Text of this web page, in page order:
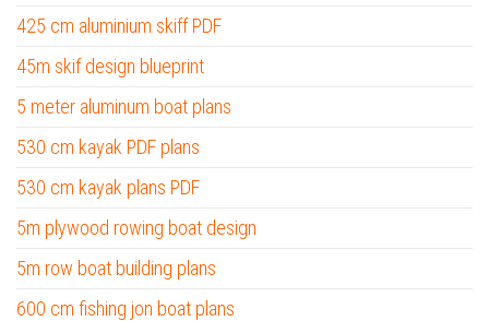
425 cm aluminium skiff PDF
45m skif design blueprint
5 meter aluminum boat plans
530 cm kayak PDF plans
530 cm kayak plans PDF
5m plywood rowing boat design
5m row boat building plans
600 cm fishing jon boat plans